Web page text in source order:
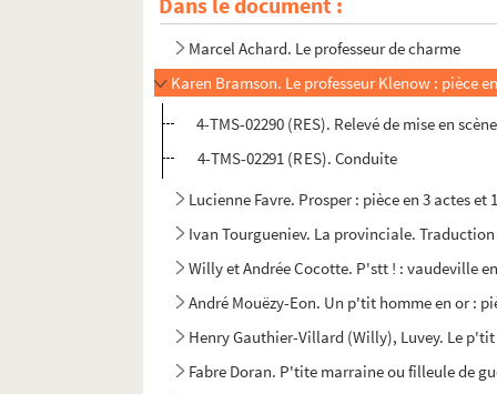
Régis Gignoux. Le prof' d'anglais : comédie
Marcel Achard. Le professeur de charme
Karen Bramson. Le professeur Klenow : pièce
4-TMS-02290 (RES). Relevé de mise en scène
4-TMS-02291 (RES). Conduite
Lucienne Favre. Prosper : pièce en 3 actes et
Ivan Tourgueniev. La provinciale. Traduction
Willy et Andrée Cocotte. P'stt ! : vaudeville
André Mouëzy-Eon. Un p'tit homme en or :
Henry Gauthier-Villard (Willy), Luvey. Le
Fabre Doran. P'tite marraine ou filleule de